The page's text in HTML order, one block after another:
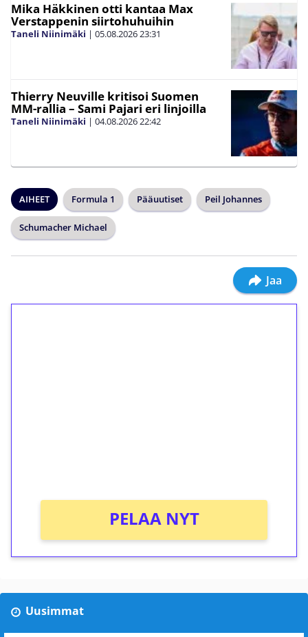
Mika Häkkinen otti kantaa Max
Verstappenin siirtohuhuihin
Taneli Niinimäki | 05.08.202623:31
Thierry Neuville kritisoi Suomen
MM-rallia – Sami Pajari eri linjoilla
Taneli Niinimäki | 04.08.202622:42
AIHEET Formula 1 Pääuutiset Peil Johannes
Schumacher Michael
Jaa
PELAA NYT
Uusimmat